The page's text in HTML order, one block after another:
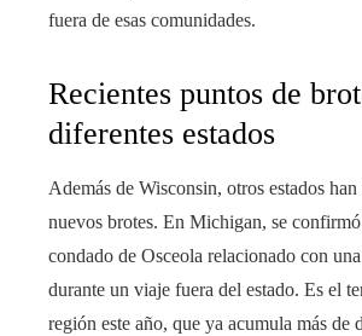
fuera de esas comunidades.
Recientes puntos de
diferentes estados
Además de Wisconsin, otros estados
nuevos brotes. En Michigan, se
condado de Osceola relacionado con
durante un viaje fuera del estado. Es el
región este año, que ya acumula más de